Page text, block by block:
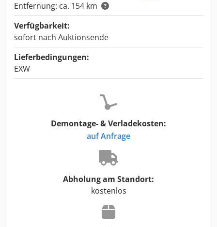
Entfernung: ca. 154 km
Verfügbarkeit:
sofort nach Auktionsende
Lieferbedingungen:
EXW
Demontage- & Verladekosten:
auf Anfrage
Abholung am Standort:
kostenlos